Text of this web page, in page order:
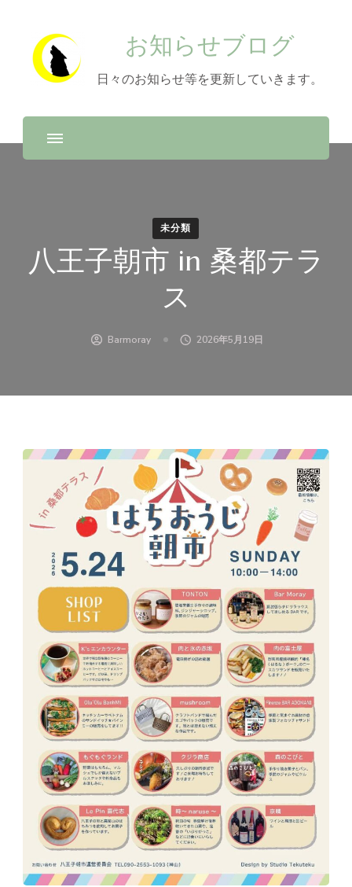
お知らせブログ
日々のお知らせ等を更新していきます。
未分類
八王子朝市 in 桑都テラ
ス
Barmoray 2026年5月19日